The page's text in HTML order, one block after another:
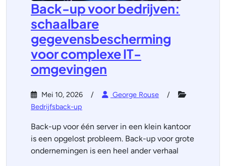
Back-up voor bedrijven:
schaalbare
gegevensbescherming
voor complexe IT-
omgevingen
Mei 10, 2026
George Rouse
Bedrijfsback-up
Back-up voor één server in een klein kantoor
is een opgelost probleem. Back-up voor grote
ondernemingen is een heel ander verhaal